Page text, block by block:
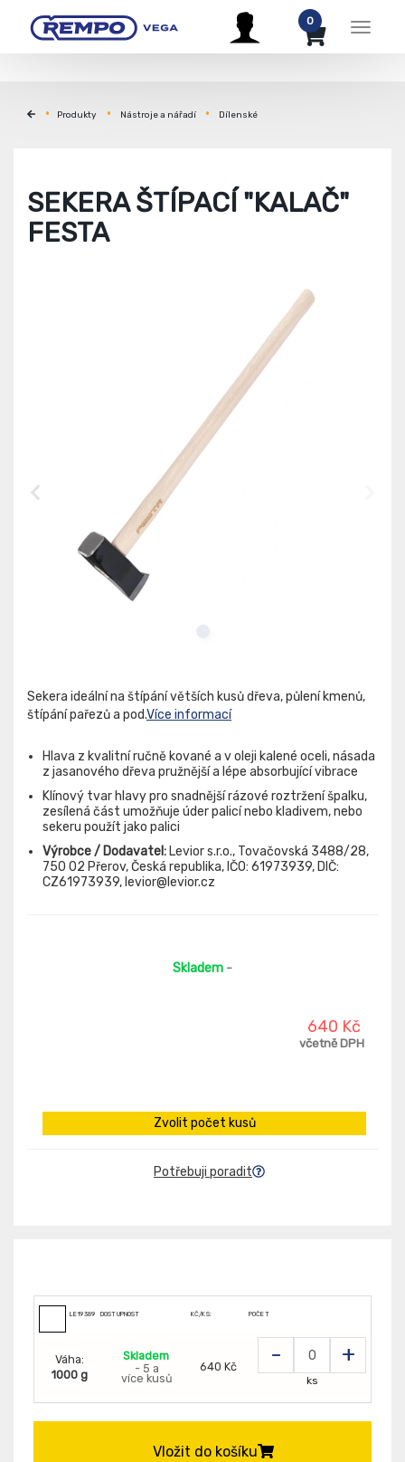
Menu
0
Produkty Nástroje a nářadí Dílenské
SEKERA ŠTÍPACÍ "KALAČ"
FESTA
Sekera ideální na štípání větších kusů dřeva, půlení kmenů,
štípání pařezů a pod.Více informací
Hlava z kvalitní ručně kované a v oleji kalené oceli, násada
z jasanového dřeva pružnější a lépe absorbující vibrace
Klínový tvar hlavy pro snadnější rázové roztržení špalku,
zesílená část umožňuje úder palicí nebo kladivem, nebo
sekeru použít jako palici
Výrobce / Dodavatel: Levior s.r.o., Tovačovská 3488/28,
750 02 Přerov, Česká republika, IČO: 61973939, DIČ:
CZ61973939, levior@levior.cz
Skladem -
640 Kč
včetně DPH
Zvolit počet kusů
Potřebuji poradit
LE19389 DOSTUPNOST KČ/KS: POČET
Váha:
1000 g
Skladem
- 5 a
více kusů
640 Kč - +
ks
Vložit do košíku